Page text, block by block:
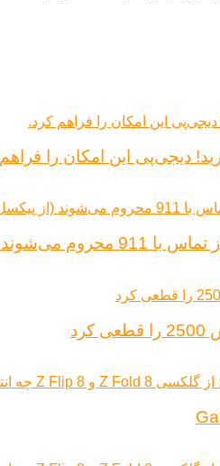
دیجی‌پی این امکان را
پیکسل ۶ تا ۱۰)